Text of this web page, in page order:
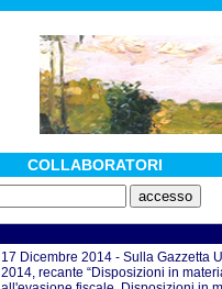
COLLABORATORI
17 Dicembre 2014 - Sulla Gazzetta
2014, recante “Disposizioni in